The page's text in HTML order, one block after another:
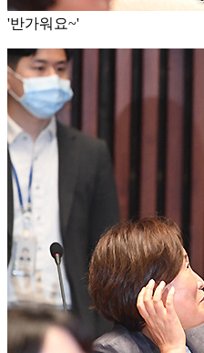
'반가워요~'